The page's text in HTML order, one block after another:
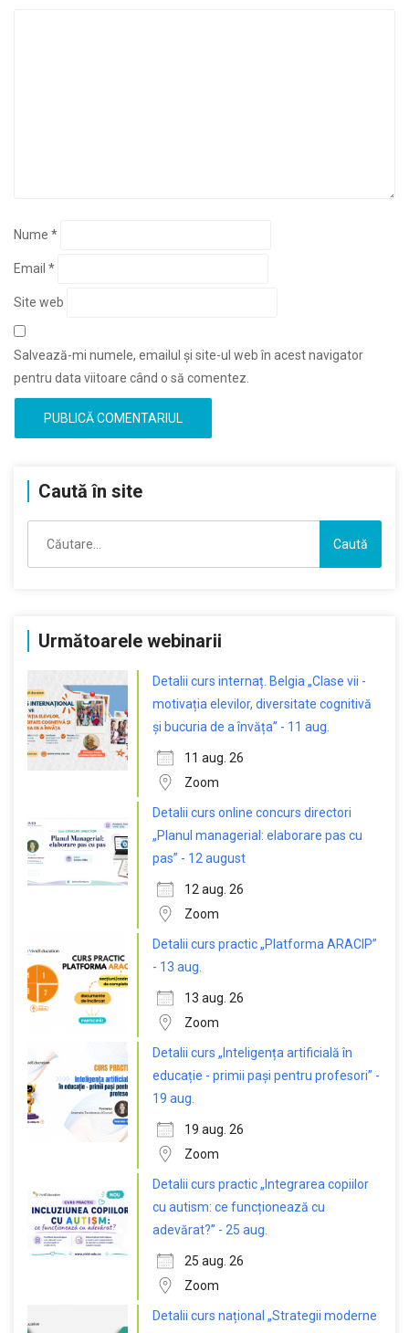
Nume *
Email *
Site web
Salvează-mi numele, emailul și site-ul web în acest navigator
pentru data viitoare când o să comentez.
Caută în site
după:
Următoarele webinarii
Detalii curs internaț. Belgia „Clase vii -
motivația elevilor, diversitate cognitivă
și bucuria de a învăța” - 11 aug.
11 aug. 26
Zoom
Detalii curs online concurs directori
„Planul managerial: elaborare pas cu
pas” - 12 august
12 aug. 26
Zoom
Detalii curs practic „Platforma ARACIP”
- 13 aug.
13 aug. 26
Zoom
Detalii curs „Inteligența artificială în
educație - primii pași pentru profesori” -
19 aug.
19 aug. 26
Zoom
Detalii curs practic „Integrarea copiilor
cu autism: ce funcționează cu
adevărat?” - 25 aug.
25 aug. 26
Zoom
Detalii curs național „Strategii moderne